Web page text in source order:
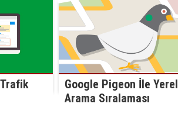
Google Pigeon İle Yerel
Arama Sıralaması